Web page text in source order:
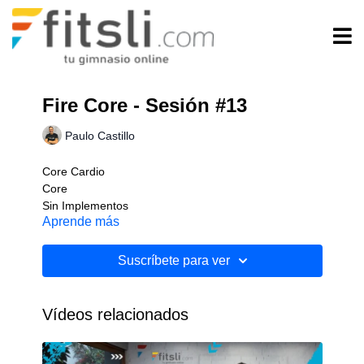
Fire Core - Sesión #13
Paulo Castillo
Core Cardio
Core
Sin Implementos
Nivel: Intermedio
Aprende más
Suscríbete para ver
Vídeos relacionados